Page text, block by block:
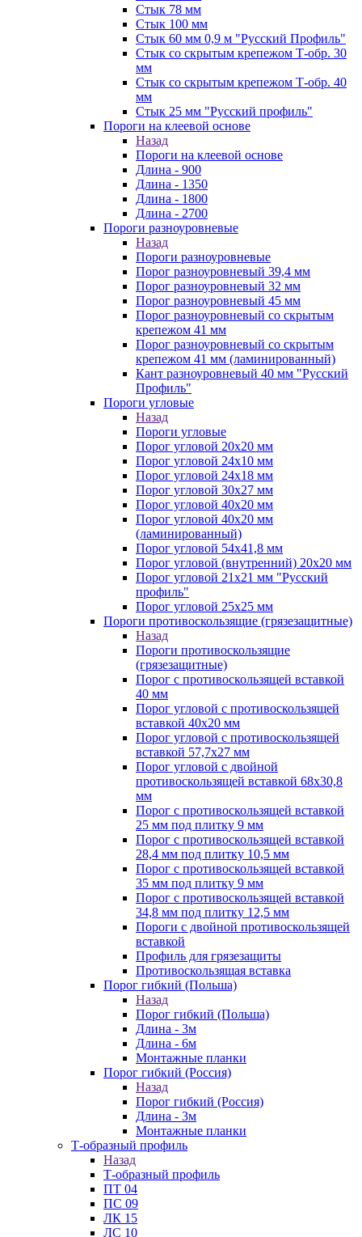
Стык 78 мм
Стык 100 мм
Стык 60 мм 0,9 м "Русский Профиль"
Стык со скрытым крепежом Т-обр. 30
мм
Стык со скрытым крепежом Т-обр. 40
мм
Стык 25 мм "Русский профиль"
Пороги на клеевой основе
Назад
Пороги на клеевой основе
Длина - 900
Длина - 1350
Длина - 1800
Длина - 2700
Пороги разноуровневые
Назад
Пороги разноуровневые
Порог разноуровневый 39,4 мм
Порог разноуровневый 32 мм
Порог разноуровневый 45 мм
Порог разноуровневый со скрытым
крепежом 41 мм
Порог разноуровневый со скрытым
крепежом 41 мм (ламинированный)
Кант разноуровневый 40 мм "Русский
Профиль"
Пороги угловые
Назад
Пороги угловые
Порог угловой 20х20 мм
Порог угловой 24х10 мм
Порог угловой 24х18 мм
Порог угловой 30х27 мм
Порог угловой 40х20 мм
Порог угловой 40х20 мм
(ламинированный)
Порог угловой 54х41,8 мм
Порог угловой (внутренний) 20х20 мм
Порог угловой 21х21 мм "Русский
профиль"
Порог угловой 25х25 мм
Пороги противоскользящие (грязезащитные)
Назад
Пороги противоскользящие
(грязезащитные)
Порог с противоскользящей вставкой
40 мм
Порог угловой с противоскользящей
вставкой 40х20 мм
Порог угловой с противоскользящей
вставкой 57,7х27 мм
Порог угловой с двойной
противоскользящей вставкой 68х30,8
мм
Порог с противоскользящей вставкой
25 мм под плитку 9 мм
Порог с противоскользящей вставкой
28,4 мм под плитку 10,5 мм
Порог с противоскользящей вставкой
35 мм под плитку 9 мм
Порог с противоскользящей вставкой
34,8 мм под плитку 12,5 мм
Пороги с двойной противоскользящей
вставкой
Профиль для грязезащиты
Противоскользящая вставка
Порог гибкий (Польша)
Назад
Порог гибкий (Польша)
Длина - 3м
Длина - 6м
Монтажные планки
Порог гибкий (Россия)
Назад
Порог гибкий (Россия)
Длина - 3м
Монтажные планки
Т-образный профиль
Назад
Т-образный профиль
ПТ 04
ПС 09
ЛК 15
ЛС 10